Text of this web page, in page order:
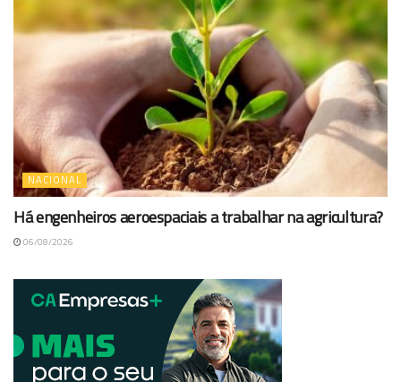
NACIONAL
Há engenheiros aeroespaciais a trabalhar na agricultura?
06/08/2026